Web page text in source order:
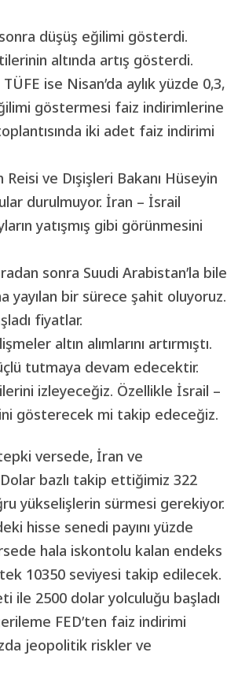
düşüş eğilimi gösterdi.
altında artış gösterdi.
ise Nisan’da aylık yüzde 0,3,
göstermesi faiz indirimlerine
iki adet faiz indirimi
ve Dışişleri Bakanı Hüseyin
durulmuyor. İran – İsrail
yatışmış gibi görünmesini
sonra Suudi Arabistan’la bile
yayılan bir sürece şahit oluyoruz.
fiyatlar.
altın alımlarını artırmıştı.
tutmaya devam edecektir.
izleyeceğiz. Özellikle İsrail –
gösterecek mi takip edeceğiz.
tepki versede, İran ve
bazlı takip ettiğimiz 322
yükselişlerin sürmesi gerekiyor.
hisse senedi payını yüzde
hala iskontolu kalan endeks
10350 seviyesi takip edilecek.
ile 2500 dolar yolculuğu başladı
FED’ten faiz indirimi
jeopolitik riskler ve